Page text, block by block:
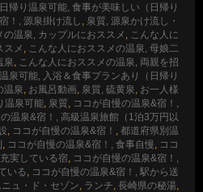
日帰り温泉可能, 食事が美味しい（日帰り
！, 源泉掛け流し
泉質, 源泉かけ流し・
の温泉, カップルにおススメ
こんな人に
スメ
こんな人におススメの温泉, 母娘二
泉
こんな人におススメの温泉, 両親を招
泉可能, 入浴＆食事プランあり（日帰り
温泉 お風呂動画 泉質, 硫黄泉 お一人様
温泉可能 泉質
ココが自慢の温泉&宿！,
温泉&宿！, 高級温泉旅館（1泊3万円以
ココが自慢の温泉&宿！
都道府県別温
ココが自慢の温泉&宿！, 食事自慢
ココ
実している宿 ココが自慢の温泉&宿！,
いる
ココが自慢の温泉&宿！, 駅から送
ニュ・ド・セゾン ランチ 長崎県の秘湯